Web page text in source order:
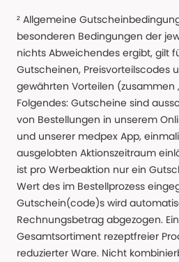
² Allgemeine
besonderen Bedingungen der
nichts Abweichendes ergibt, gilt
Gutscheinen, Preisvorteilscodes
gewährten Vorteilen (zusammen
Folgendes: Gutscheine sind
von Bestellungen in unserem
und unserer medpex App,
ausgelobten Aktionszeitraum
ist pro Werbeaktion nur ein
Wert des im Bestellprozess
Gutschein(code)s wird
Rechnungsbetrag abgezogen.
Gesamtsortiment rezeptfreier
reduzierter Ware. Nicht